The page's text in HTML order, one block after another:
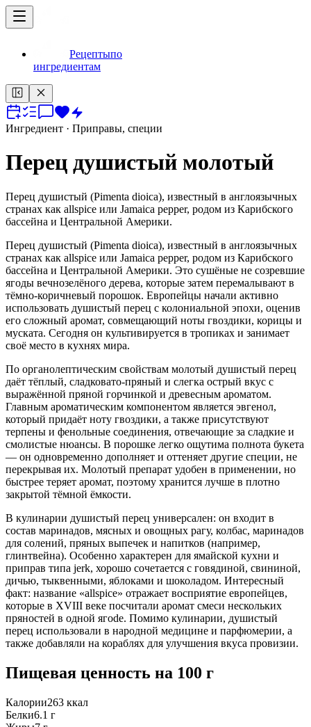
Рецептыпо
ингредиентам
Ингредиент · Приправы, специи
Перец душистый молотый
Перец душистый (Pimenta dioica), известный в англоязычных
странах как allspice или Jamaica pepper, родом из Карибского
бассейна и Центральной Америки.
Перец душистый (Pimenta dioica), известный в англоязычных
странах как allspice или Jamaica pepper, родом из Карибского
бассейна и Центральной Америки. Это сушёные не созревшие
ягоды вечнозелёного дерева, которые затем перемалывают в
тёмно-коричневый порошок. Европейцы начали активно
использовать душистый перец с колониальной эпохи, оценив
его сложный аромат, совмещающий ноты гвоздики, корицы и
муската. Сегодня он культивируется в тропиках и занимает
своё место в кухнях мира.
По органолептическим свойствам молотый душистый перец
даёт тёплый, сладковато-пряный и слегка острый вкус с
выражённой пряной горчинкой и древесным ароматом.
Главным ароматическим компонентом является эвгенол,
который придаёт ноту гвоздики, а также присутствуют
терпены и фенольные соединения, отвечающие за сладкие и
смолистые нюансы. В порошке легко ощутима полнота букета
— он одновременно дополняет и оттеняет другие специи, не
перекрывая их. Молотый препарат удобен в применении, но
быстрее теряет аромат, поэтому хранится лучше в плотно
закрытой тёмной ёмкости.
В кулинарии душистый перец универсален: он входит в
состав маринадов, мясных и овощных рагу, колбас, маринадов
для солений, пряных выпечек и напитков (например,
глинтвейна). Особенно характерен для ямайской кухни и
приправ типа jerk, хорошо сочетается с говядиной, свининой,
дичью, тыквенными, яблоками и шоколадом. Интересный
факт: название «allspice» отражает восприятие европейцев,
которые в XVIII веке посчитали аромат смеси нескольких
пряностей в одной ягode. Помимо кулинарии, душистый
перец использовали в народной медицине и парфюмерии, а
также добавляли на кораблях для улучшения вкуса провизии.
Пищевая ценность на 100 г
Калории263 ккал
Белки6.1 г